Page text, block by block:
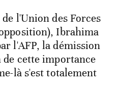
l'Union des Forces
Ibrahima
l'AFP, la démission
cette importance
là s'est totalement